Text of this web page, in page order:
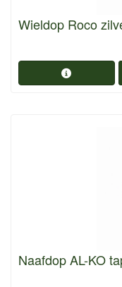
Wieldop Roco
Naafdop AL-KO